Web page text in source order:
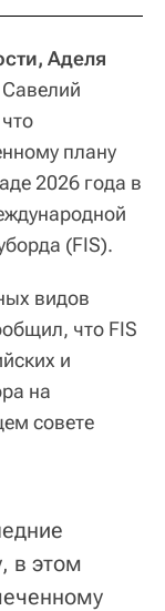
Аделя
плану
2026 года в
(FIS).
видов
что FIS
и
на
совете
в этом